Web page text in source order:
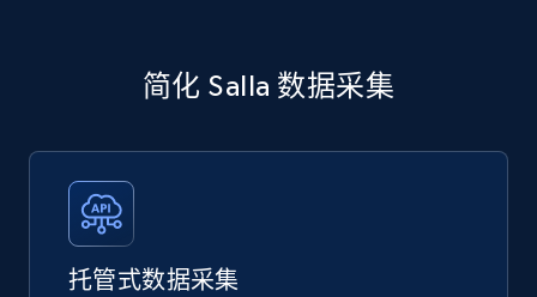
简化 Salla 数据采集
托管式数据采集